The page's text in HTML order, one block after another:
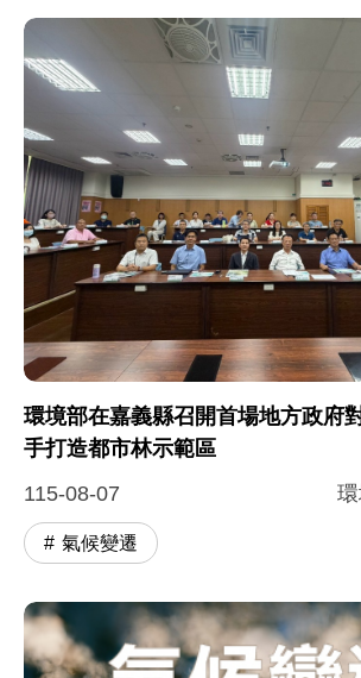
環境部在嘉義縣召開首場地方政
手打造都市林示範區
115-08-07
氣候變遷